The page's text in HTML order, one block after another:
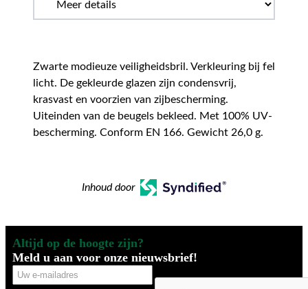
Zwarte modieuze veiligheidsbril. Verkleuring bij fel
licht. De gekleurde glazen zijn condensvrij,
krasvast en voorzien van zijbescherming.
Uiteinden van de beugels bekleed. Met 100% UV-
bescherming. Conform EN 166. Gewicht 26,0 g.
Inhoud door
Altijd op de hoogte zijn?
Meld u aan voor onze nieuwsbrief!
Uw
e-